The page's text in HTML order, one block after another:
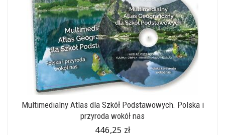
Multimedialny Atlas dla Szkół Podstawowych. Polska i
przyroda wokół nas
446,25 zł